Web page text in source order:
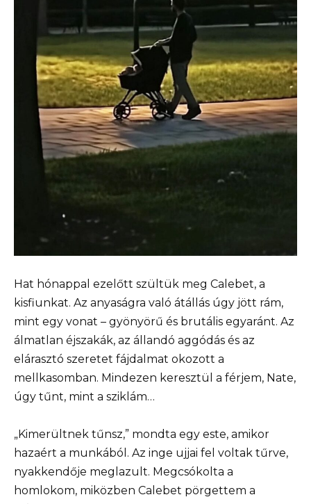
Hat hónappal ezelőtt szültük meg Calebet, a
kisfiunkat. Az anyaságra való átállás úgy jött rám,
mint egy vonat – gyönyörű és brutális egyaránt. Az
álmatlan éjszakák, az állandó aggódás és az
elárasztó szeretet fájdalmat okozott a
mellkasomban. Mindezen keresztül a férjem, Nate,
úgy tűnt, mint a sziklám…
„Kimerültnek tűnsz,” mondta egy este, amikor
hazaért a munkából. Az inge ujjai fel voltak tűrve,
nyakkendője meglazult. Megcsókolta a
homlokom, miközben Calebet pörgettem a